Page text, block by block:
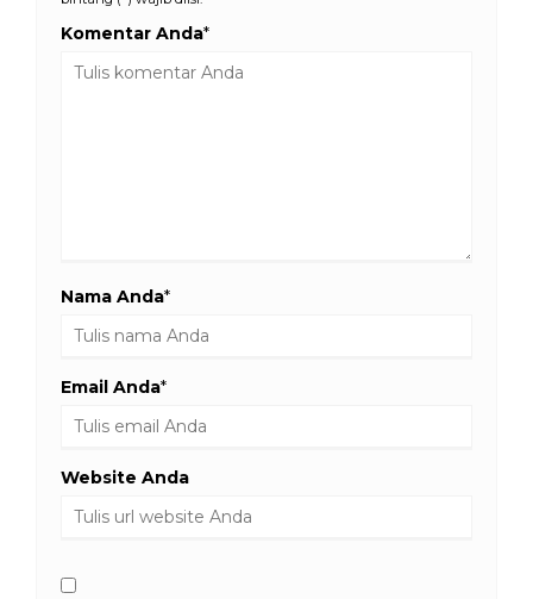
Komentar Anda*
Nama Anda*
Email Anda*
Website Anda